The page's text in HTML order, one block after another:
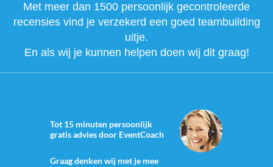
Met meer dan 1500 persoonlijk gecontroleerde
recensies vind je verzekerd een goed teambuilding
uitje.
En als wij je kunnen helpen doen wij dit graag!
Tot 15 minuten persoonlijk
gratis advies door EventCoach
Graag denken wij met je mee